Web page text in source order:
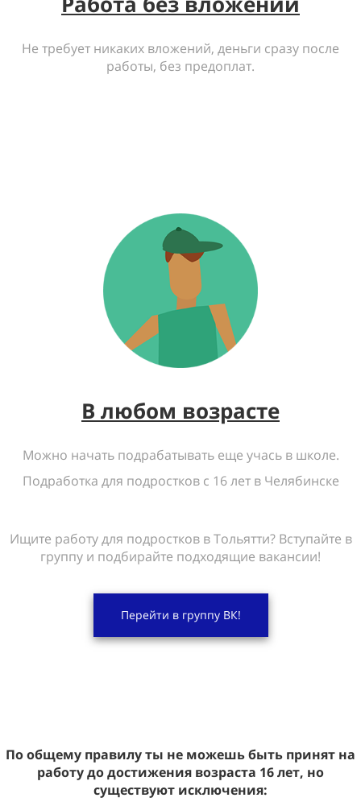
Не требует никаких вложений, деньги сразу после
работы, без предоплат.
В любом возрасте
Можно начать подрабатывать еще учась в школе.
Подработка для подростков с 16 лет в Челябинске
Ищите работу для подростков в Тольятти? Вступайте в
группу и подбирайте подходящие вакансии!
Перейти в группу ВК!
По общему правилу ты не можешь быть принят на
работу до достижения возраста 16 лет, но
существуют исключения: